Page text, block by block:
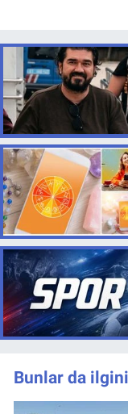
Bunlar da